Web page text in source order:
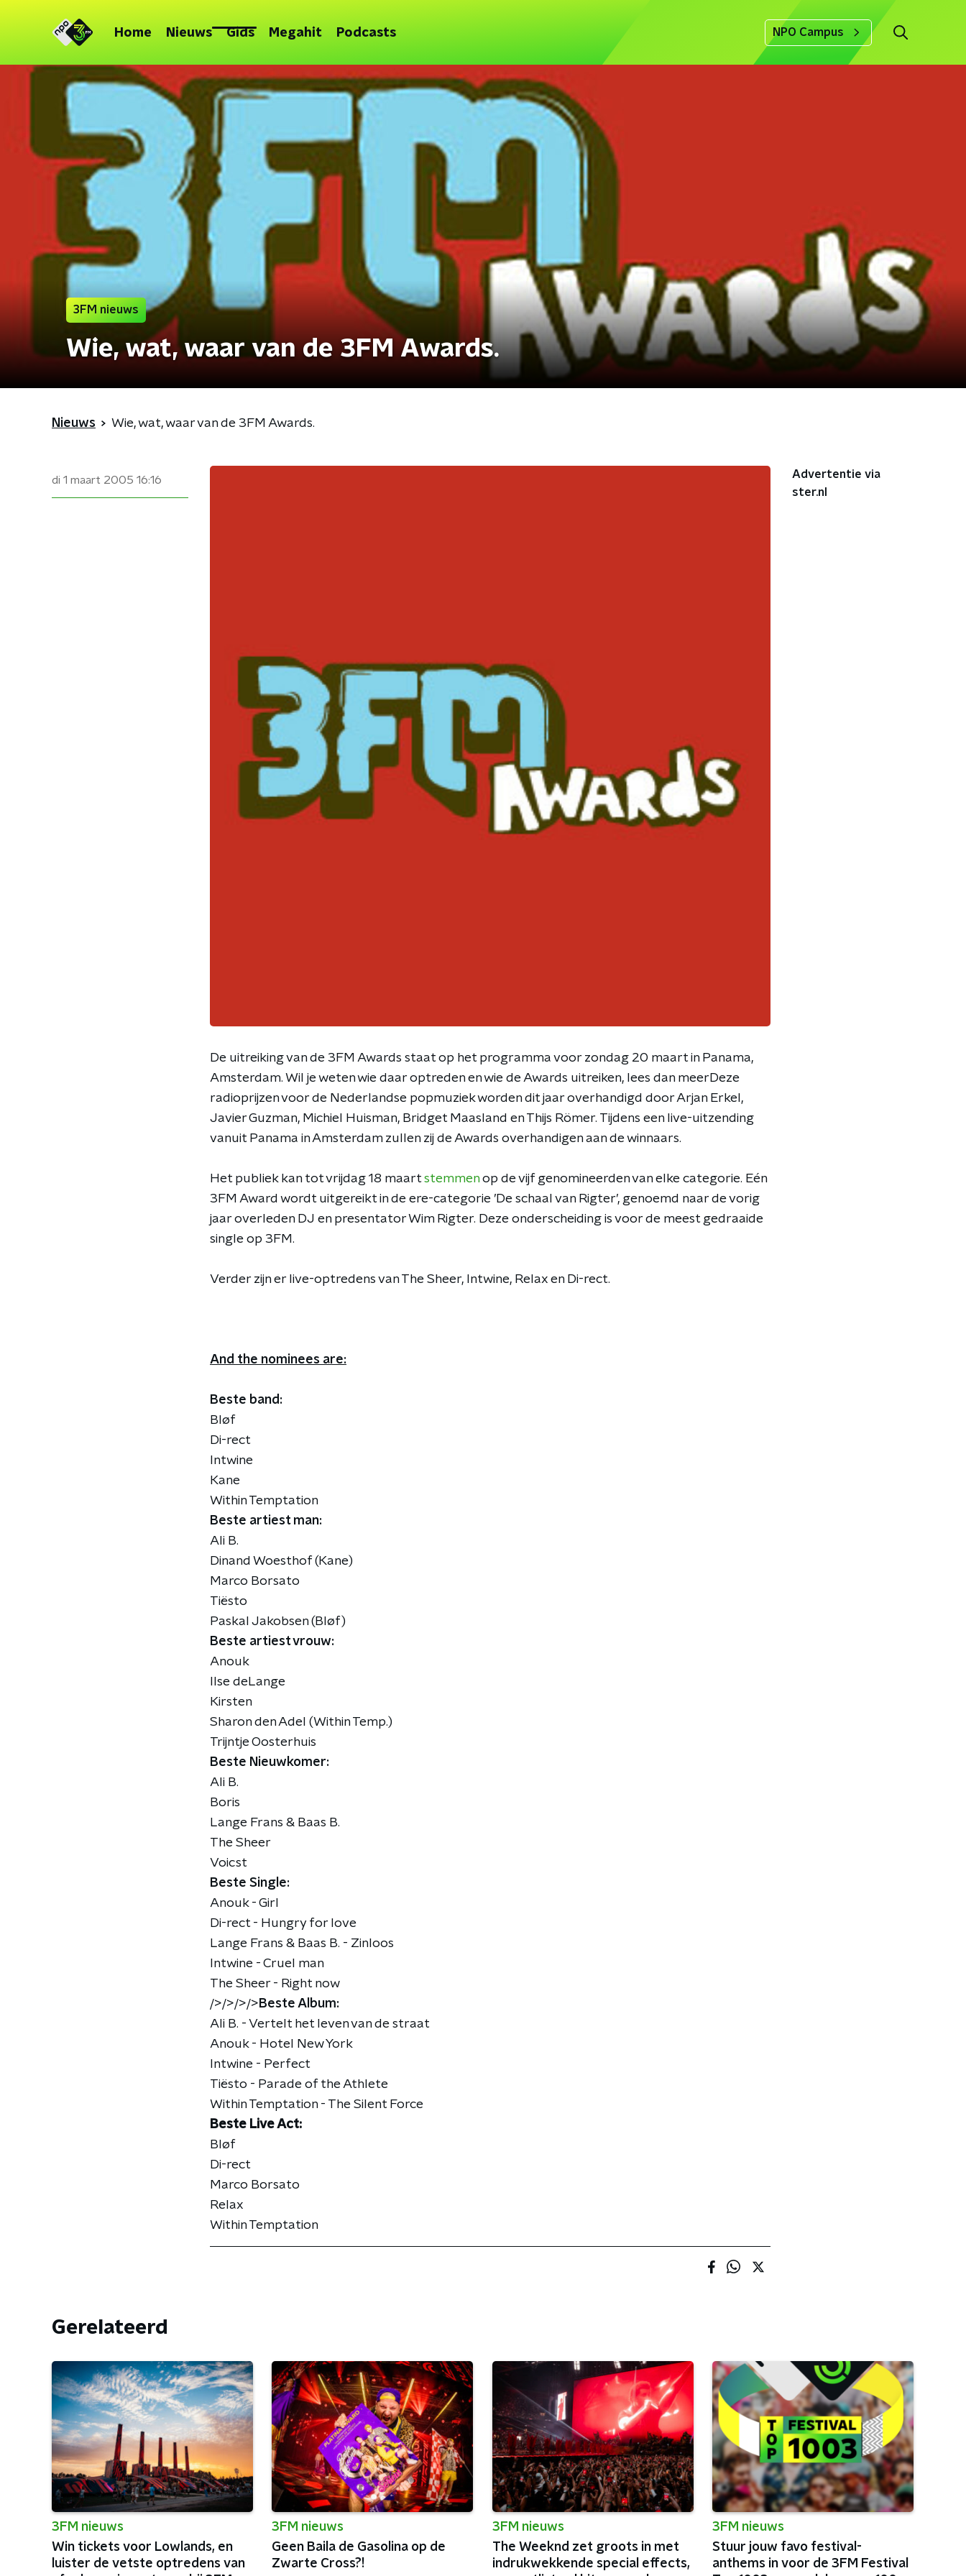
Home Nieuws Gids Megahit Podcasts NPO Campus
3FM nieuws
Wie, wat, waar van de 3FM Awards.
Nieuws Wie, wat, waar van de 3FM Awards.
di 1 maart 2005 16:16
De uitreiking van de 3FM Awards staat op het programma voor zondag 20 maart in Panama,
Amsterdam. Wil je weten wie daar optreden en wie de Awards uitreiken, lees dan meerDeze
radioprijzen voor de Nederlandse popmuziek worden dit jaar overhandigd door Arjan Erkel,
Javier Guzman, Michiel Huisman, Bridget Maasland en Thijs Römer. Tijdens een live-uitzending
vanuit Panama in Amsterdam zullen zij de Awards overhandigen aan de winnaars.
Het publiek kan tot vrijdag 18 maart stemmen op de vijf genomineerden van elke categorie. Eén
3FM Award wordt uitgereikt in de ere-categorie ’De schaal van Rigter’, genoemd naar de vorig
jaar overleden DJ en presentator Wim Rigter. Deze onderscheiding is voor de meest gedraaide
single op 3FM.
Verder zijn er live-optredens van The Sheer, Intwine, Relax en Di-rect.
And the nominees are:
Beste band:
Bløf
Di-rect
Intwine
Kane
Within Temptation
Beste artiest man:
Ali B.
Dinand Woesthof (Kane)
Marco Borsato
Tiësto
Paskal Jakobsen (Bløf)
Beste artiest vrouw:
Anouk
Ilse deLange
Kirsten
Sharon den Adel (Within Temp.)
Trijntje Oosterhuis
Beste Nieuwkomer:
Ali B.
Boris
Lange Frans & Baas B.
The Sheer
Voicst
Beste Single:
Anouk - Girl
Di-rect - Hungry for love
Lange Frans & Baas B. - Zinloos
Intwine - Cruel man
The Sheer - Right now
/>/>/>/> Beste Album:
Ali B. - Vertelt het leven van de straat
Anouk - Hotel New York
Intwine - Perfect
Tiësto - Parade of the Athlete
Within Temptation - The Silent Force
Beste Live Act:
Bløf
Di-rect
Marco Borsato
Relax
Within Temptation
Advertentie via
ster.nl
Gerelateerd
3FM nieuws
Win tickets voor Lowlands, en
luister de vetste optredens van
3FM nieuws
Geen Baila de Gasolina op de
Zwarte Cross?!
3FM nieuws
The Weeknd zet groots in met
indrukwekkende special effects,
3FM nieuws
Stuur jouw favo festival-
anthems in voor de 3FM Festival